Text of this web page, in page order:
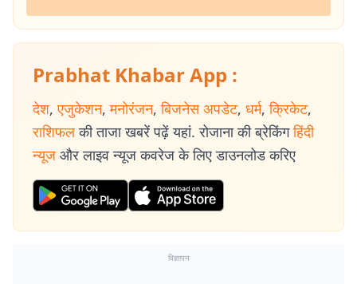
Prabhat Khabar App :
देश, एजुकेशन, मनोरंजन, बिजनेस अपडेट, धर्म, क्रिकेट,
राशिफल की ताजा खबरें पढ़ें यहां. रोजाना की ब्रेकिंग हिंदी
न्यूज और लाइव न्यूज कवरेज के लिए डाउनलोड करिए
विज्ञापन